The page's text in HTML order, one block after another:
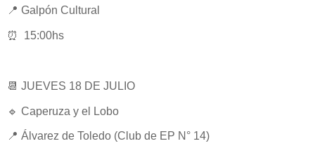
📍 Galpón Cultural
⏰ 15:00hs
📆 JUEVES 18 DE JULIO
🔹 Caperuza y el Lobo
📍 Álvarez de Toledo (Club de EP N° 14)